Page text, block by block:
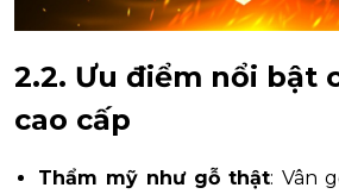
2.2. Ưu điểm nổi bật
cao cấp
Thẩm mỹ như gỗ thật: Vân